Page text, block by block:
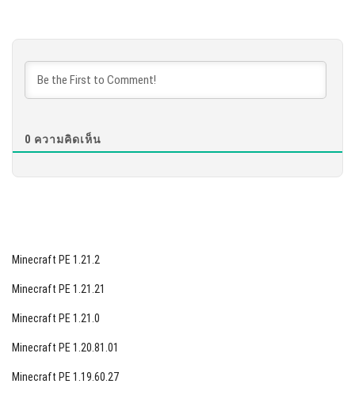
ไม่เป็นไปได้อีก
บางผู้เล่นใน Minecraft Bedrock หลังจากอัพเกรดไปยัง
เวอร์ชั่น Minecraft 1.5.0 สูญเสียไอเท็มทั้งหมดที่เก็บไว้
ยืนยันตัวตนของ Xbox
ทำให้แน่ใจว่าคุณใช้ Xbox Live ในขณะที่ไอเท็มหา
ล็อกอินเข้าเซิร์ฟเวอร์ที่ไอเท็มหายไป
ยืนอยู่ในพื้นที่ที่กระจายชีวิตของตู้ทรีจะได้เป็นไป
คุณจะไม่เกิดคือขึ้น
0 ความคิดเห็น
Minecraft PE 1.21.2
Minecraft PE 1.21.21
Minecraft PE 1.21.0
Minecraft PE 1.20.81.01
Minecraft PE 1.19.60.27